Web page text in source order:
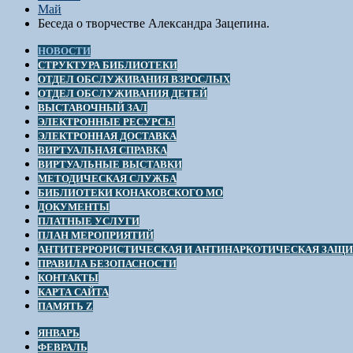
Май
Беседа о творчестве Александра Зацепина.
НОВОСТИ
СТРУКТУРА БИБЛИОТЕКИ
ОТДЕЛ ОБСЛУЖИВАНИЯ ВЗРОСЛЫХ
ОТДЕЛ ОБСЛУЖИВАНИЯ ДЕТЕЙ
ВЫСТАВОЧНЫЙ ЗАЛ
ЭЛЕКТРОННЫЕ РЕСУРСЫ
ЭЛЕКТРОННАЯ ДОСТАВКА
ВИРТУАЛЬНАЯ СПРАВКА
ВИРТУАЛЬНЫЕ ВЫСТАВКИ
МЕТОДИЧЕСКАЯ СЛУЖБА
БИБЛИОТЕКИ КОНАКОВСКОГО МО
ДОКУМЕНТЫ
ПЛАТНЫЕ УСЛУГИ
ПЛАН МЕРОПРИЯТИЙ
АНТИТЕРРОРИСТИЧЕСКАЯ И АНТИНАРКОТИЧЕСКАЯ
ПРАВИЛА БЕЗОПАСНОСТИ
КОНТАКТЫ
КАРТА САЙТА
ПАМЯТЬ Z
ЯНВАРЬ
ФЕВРАЛЬ